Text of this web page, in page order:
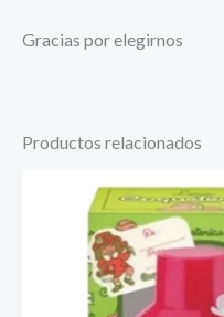
Gracias por elegirnos
Productos relacionados